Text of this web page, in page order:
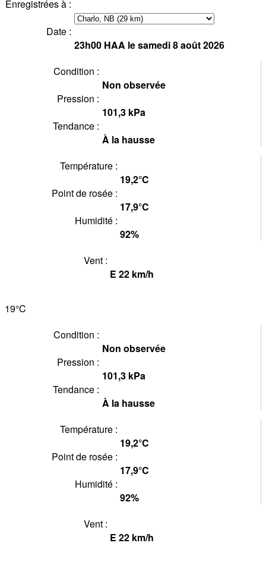
Enregistrées à :
Date :
23h00 HAA le samedi 8 août 2026
Condition :
Non observée
Pression :
101,3 kPa
Tendance :
À la hausse
Température :
19,2°C
Point de rosée :
17,9°C
Humidité :
92%
Vent :
E 22 km/h
19°C
Condition :
Non observée
Pression :
101,3 kPa
Tendance :
À la hausse
Température :
19,2°C
Point de rosée :
17,9°C
Humidité :
92%
Vent :
E 22 km/h